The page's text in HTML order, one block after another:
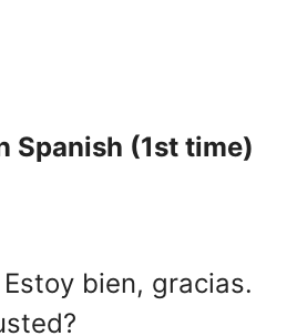
Spanish (1st time)
bien, gracias.